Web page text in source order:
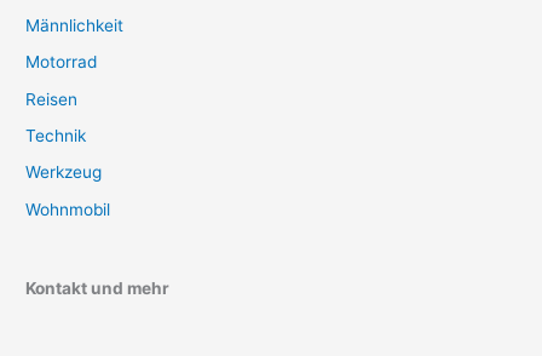
Männlichkeit
Motorrad
Reisen
Technik
Werkzeug
Wohnmobil
Kontakt und mehr